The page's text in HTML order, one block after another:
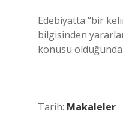
Edebiyatta “bir
bilgisinden
konusu olduğunda
Tarih: Makaleler